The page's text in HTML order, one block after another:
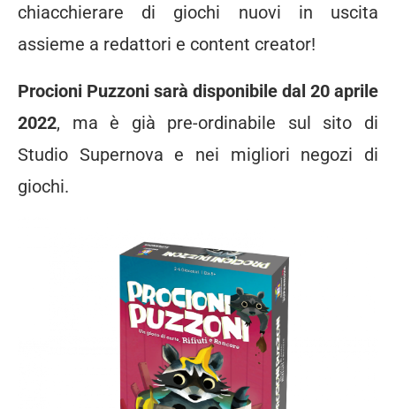
chiacchierare di giochi nuovi in uscita
assieme a redattori e content creator!
Procioni Puzzoni sarà disponibile dal 20 aprile
2022, ma è già pre-ordinabile sul sito di
Studio Supernova e nei migliori negozi di
giochi.